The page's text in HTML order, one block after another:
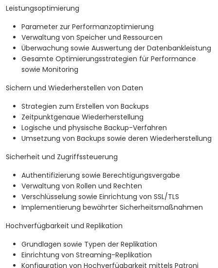
Leistungsoptimierung
Parameter zur Performanzoptimierung
Verwaltung von Speicher und Ressourcen
Überwachung sowie Auswertung der Datenbankleistung
Gesamte Optimierungsstrategien für Performance
sowie Monitoring
Sichern und Wiederherstellen von Daten
Strategien zum Erstellen von Backups
Zeitpunktgenaue Wiederherstellung
Logische und physische Backup-Verfahren
Umsetzung von Backups sowie deren Wiederherstellung
Sicherheit und Zugriffssteuerung
Authentifizierung sowie Berechtigungsvergabe
Verwaltung von Rollen und Rechten
Verschlüsselung sowie Einrichtung von SSL/TLS
Implementierung bewährter Sicherheitsmaßnahmen
Hochverfügbarkeit und Replikation
Grundlagen sowie Typen der Replikation
Einrichtung von Streaming-Replikation
Konfiguration von Hochverfügbarkeit mittels Patroni